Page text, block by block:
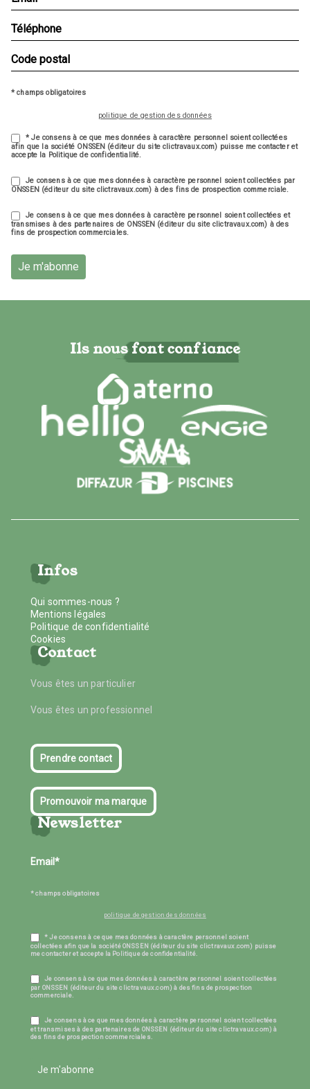
* champs obligatoires
politique de gestion des données
* Je consens à ce que mes données à caractère personnel soient collectées
afin que la société ONSSEN (éditeur du site clictravaux.com) puisse me contacter et
accepte la Politique de confidentialité.
Je consens à ce que mes données à caractère personnel soient collectées par
ONSSEN (éditeur du site clictravaux.com) à des fins de prospection commerciale.
Je consens à ce que mes données à caractère personnel soient collectées et
transmises à des partenaires de ONSSEN (éditeur du site clictravaux.com) à des
fins de prospection commerciales.
Je m'abonne
Ils nous font confiance
Infos
Qui sommes-nous ?
Mentions légales
Politique de confidentialité
Cookies
Contact
Vous êtes un particulier
Vous êtes un professionnel
Prendre contact
Promouvoir ma marque
Newsletter
* champs obligatoires
politique de gestion des données
* Je consens à ce que mes données à caractère personnel soient
collectées afin que la société ONSSEN (éditeur du site clictravaux.com) puisse
me contacter et accepte la Politique de confidentialité.
Je consens à ce que mes données à caractère personnel soient collectées
par ONSSEN (éditeur du site clictravaux.com) à des fins de prospection
commerciale.
Je consens à ce que mes données à caractère personnel soient collectées
et transmises à des partenaires de ONSSEN (éditeur du site clictravaux.com) à
des fins de prospection commerciales.
Je m'abonne